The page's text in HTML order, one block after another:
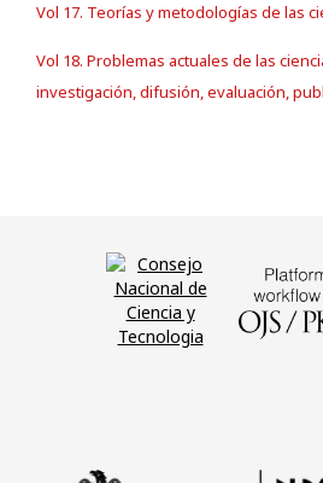
Vol 17. Teorías y metodologías de las
Vol 18. Problemas actuales de las
investigación, difusión, evaluación,